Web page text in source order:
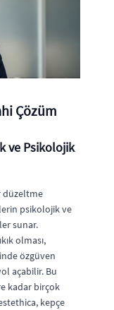
Çözüm
ve Psikolojik
düzeltme
psikolojik ve
sunar.
olması,
özgüven
açabilir. Bu
kadar birçok
kepçe